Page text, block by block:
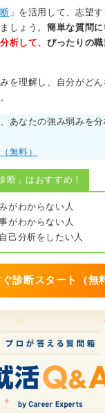
集中して動ける強みも
」を活用して、志望
しょう。簡単な質問に
析して、ぴったりの
を理解し、自分がど
あなたの強み弱みを分
無料）
断」はおすすめ！
がわからない人
がわからない人
己分析をしたい人
診断スタート（無